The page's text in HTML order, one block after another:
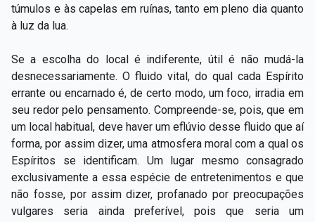
túmulos e às capelas em ruínas, tanto em pleno dia quanto
à luz da lua.
Se a escolha do local é indiferente, útil é não mudá-la
desnecessariamente. O fluido vital, do qual cada Espírito
errante ou encarnado é, de certo modo, um foco, irradia em
seu redor pelo pensamento. Compreende-se, pois, que em
um local habitual, deve haver um eflúvio desse fluido que aí
forma, por assim dizer, uma atmosfera moral com a qual os
Espíritos se identificam. Um lugar mesmo consagrado
exclusivamente a essa espécie de entretenimentos e que
não fosse, por assim dizer, profanado por preocupações
vulgares seria ainda preferível, pois que seria um